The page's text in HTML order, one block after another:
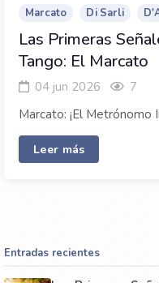
Marcato Di Sarli
Las Primeras
Tango: El Marcato
04 jun 2026
7
Marcato: ¡El Metrónomo
Leer más
Entradas recientes